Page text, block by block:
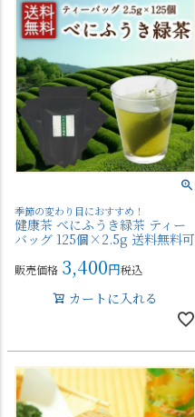
季節の変わり目におすすめ！
健康茶 べにふうき緑茶 ティー
バッグ 125個×2.5g 送料無料可
販売価格 3,400 税込
カートに入れる